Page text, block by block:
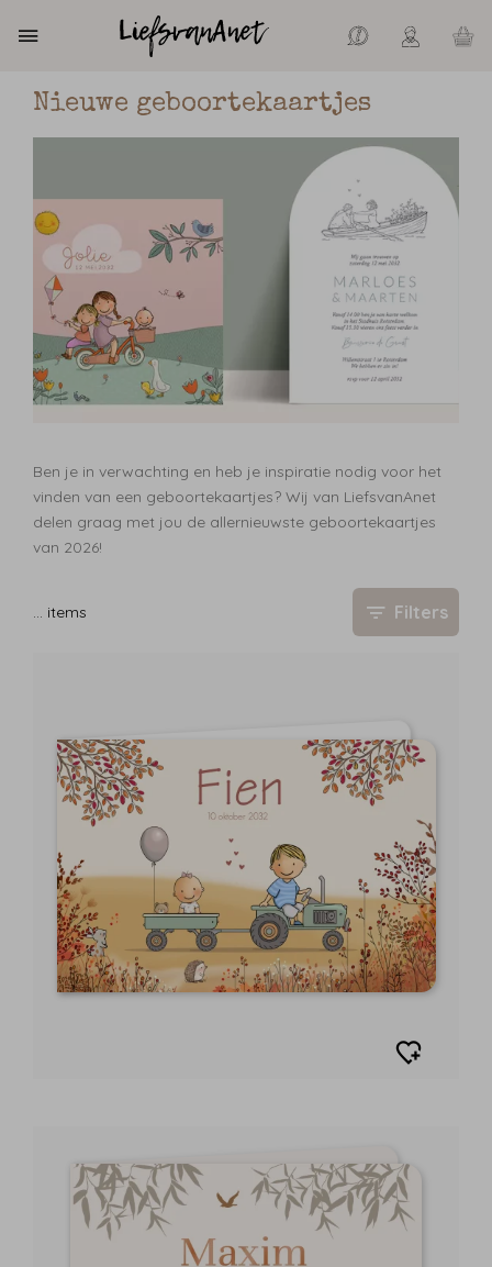
Nieuwe geboortekaartjes
Ben je in verwachting en heb je inspiratie nodig voor het
vinden van een geboortekaartjes? Wij van LiefsvanAnet
delen graag met jou de allernieuwste geboortekaartjes
van 2026!
items Filters